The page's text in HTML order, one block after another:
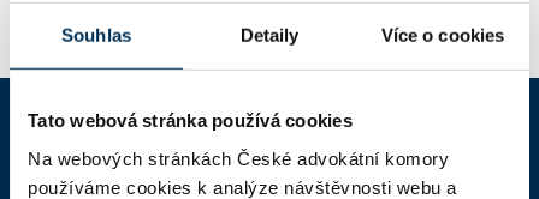
Souhlas Detaily Více o cookies
Tato webová stránka používá cookies
Na webových stránkách České advokátní komory
používáme cookies k analýze návštěvnosti webu a
ČAK